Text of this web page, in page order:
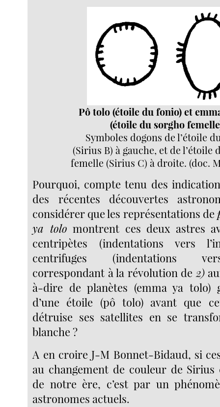
Pô tolo (étoile du fonio) et
(étoile du sorgho
Symboles dogons de l’étoile
(Sirius B) à gauche, et de l’étoile
femelle (Sirius C) à droite. (doc.
Pourquoi, compte tenu des
des récentes découvertes
considérer que les représentations de
ya tolo montrent ces deux astres
centripètes (indentations vers
centrifuges (indentations
correspondant à la révolution de2)
à-dire de planètes (emma ya tolo)
d’une étoile (pô tolo) avant que
détruise ses satellites en se
blanche ?
A en croire J-M Bonnet-Bidaud, si
au changement de couleur de
de notre ère, c’est par un
astronomes actuels.